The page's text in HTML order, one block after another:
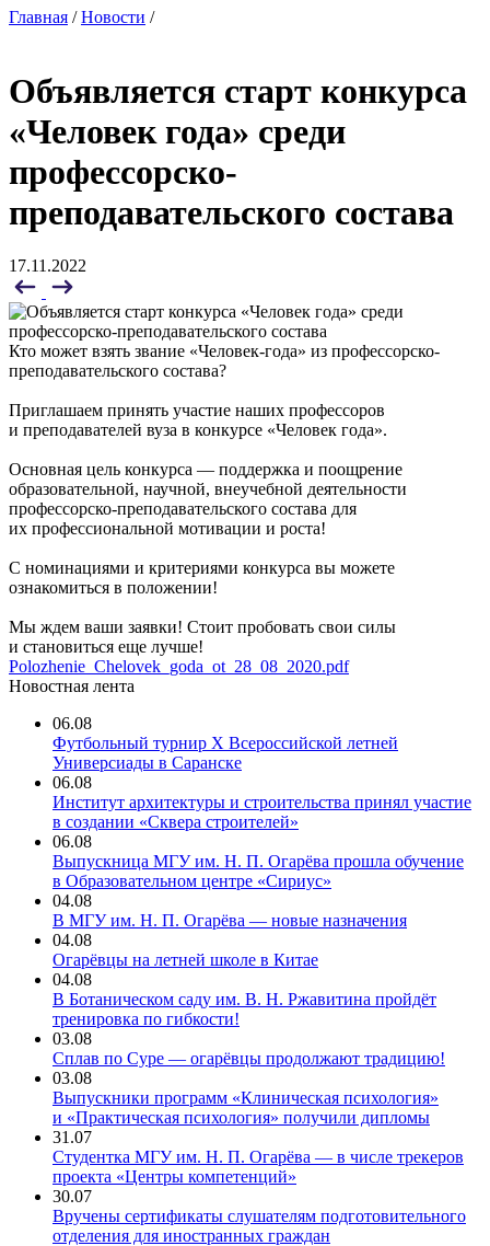
Главная /Новости /
Объявляется старт конкурса
«Человек года» среди
профессорско-
преподавательского состава
17.11.2022
Кто может взять звание «Человек-года» из профессорско-
преподавательского состава?
Приглашаем принять участие наших профессоров
и преподавателей вуза в конкурсе «Человек года».
Основная цель конкурса — поддержка и поощрение
образовательной, научной, внеучебной деятельности
профессорско-преподавательского состава для
их профессиональной мотивации и роста!
С номинациями и критериями конкурса вы можете
ознакомиться в положении!
Мы ждем ваши заявки! Стоит пробовать свои силы
и становиться еще лучше!
Polozhenie_Chelovek_goda_ot_28_08_2020.pdf
Новостная лента
06.08
Футбольный турнир X Всероссийской летней
Универсиады в Саранске
06.08
Институт архитектуры и строительства принял участие
в создании «Сквера строителей»
06.08
Выпускница МГУ им. Н. П. Огарёва прошла обучение
в Образовательном центре «Сириус»
04.08
В МГУ им. Н. П. Огарёва — новые назначения
04.08
Огарёвцы на летней школе в Китае
04.08
В Ботаническом саду им. В. Н. Ржавитина пройдёт
тренировка по гибкости!
03.08
Сплав по Суре — огарёвцы продолжают традицию!
03.08
Выпускники программ «Клиническая психология»
и «Практическая психология» получили дипломы
31.07
Студентка МГУ им. Н. П. Огарёва — в числе трекеров
проекта «Центры компетенций»
30.07
Вручены сертификаты слушателям подготовительного
отделения для иностранных граждан